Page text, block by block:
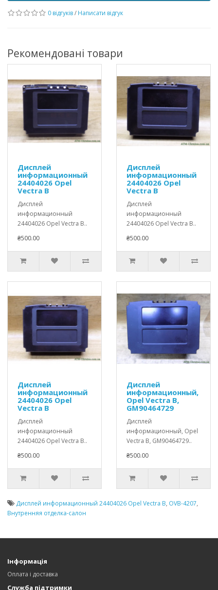
0 відгуків/ Написати відгук
Рекомендовані товари
Дисплей
информационный
24404026 Opel
Vectra B
Дисплей
информационный
24404026 Opel Vectra B..
₴500.00
Дисплей
информационный
24404026 Opel
Vectra B
Дисплей
информационный
24404026 Opel Vectra B..
₴500.00
Дисплей
информационный
24404026 Opel
Vectra B
Дисплей
информационный
24404026 Opel Vectra B..
₴500.00
Дисплей
информационный,
Opel Vectra B,
GM90464729
Дисплей
информационный, Opel
Vectra B, GM90464729..
₴500.00
Дисплей информационный 24404026 Opel Vectra B, OVB-4207,
Внутренняя отделка-салон
Інформація
Оплата і доставка
Служба підтримки